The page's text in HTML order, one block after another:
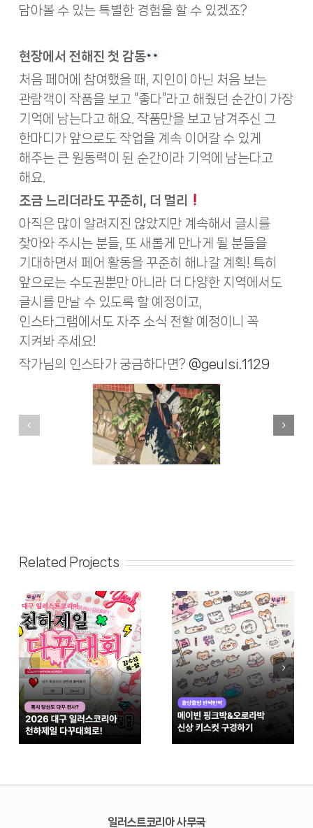
담아볼 수 있는 특별한 경험을 할 수 있겠죠?
현장에서 전해진 첫 감동
처음 페어에 참여했을 때, 지인이 아닌 처음 보는
관람객이 작품을 보고 “좋다”라고 해줬던 순간이 가장
기억에 남는다고 해요. 작품만을 보고 남겨주신 그
한마디가 앞으로도 작업을 계속 이어갈 수 있게
해주는 큰 원동력이 된 순간이라 기억에 남는다고
해요.
조금 느리더라도 꾸준히, 더 멀리
아직은 많이 알려지진 않았지만 계속해서 글시를
찾아와 주시는 분들, 또 새롭게 만나게 될 분들을
기대하면서 페어 활동을 꾸준히 해나갈 계획! 특히
앞으로는 수도권뿐만 아니라 더 다양한 지역에서도
글시를 만날 수 있도록 할 예정이고,
인스타그램에서도 자주 소식 전할 예정이니 꼭
지켜봐 주세요!
작가님의 인스타가 궁금하다면? @geulsi.1129
Related Projects
일러스트코리아 사무국